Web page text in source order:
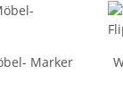
Marker